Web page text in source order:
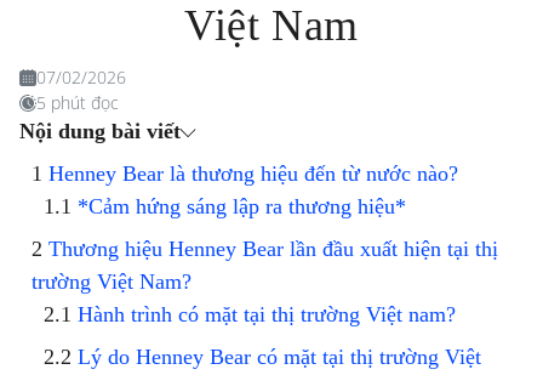
Việt Nam
07/02/2026
5 phút đọc
Nội dung bài viết
Henney Bear là thương hiệu đến từ nước nào?
*Cảm hứng sáng lập ra thương hiệu*
Thương hiệu Henney Bear lần đầu xuất hiện tại thị
trường Việt Nam?
Hành trình có mặt tại thị trường Việt nam?
Lý do Henney Bear có mặt tại thị trường Việt